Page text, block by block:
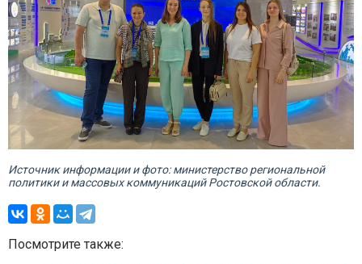
Источник информации и фото: министерство региональной
политики и массовых коммуникаций Ростовской области.
Посмотрите также: